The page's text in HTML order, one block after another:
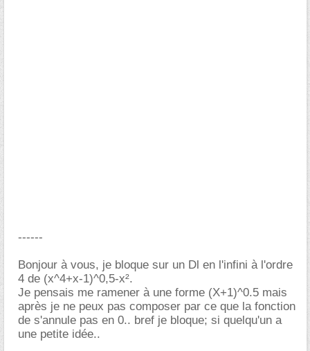
------
Bonjour à vous, je bloque sur un Dl en l'infini à l'ordre
4 de (x^4+x-1)^0,5-x².
Je pensais me ramener à une forme (X+1)^0.5 mais
après je ne peux pas composer par ce que la fonction
de s'annule pas en 0.. bref je bloque; si quelqu'un a
une petite idée..